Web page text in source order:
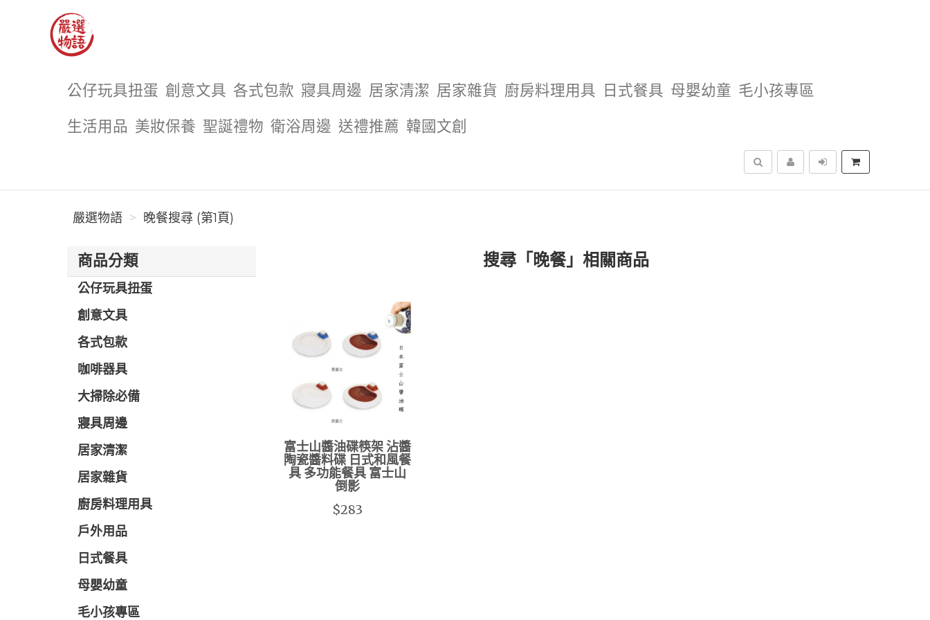
公仔玩具扭蛋 創意文具 各式包款 寢具周邊 居家清潔 居家雜貨 廚房料理用具 日式餐具 母嬰幼童 毛小孩專區
生活用品 美妝保養 聖誕禮物 衛浴周邊 送禮推薦 韓國文創
搜尋
嚴選物語 晚餐搜尋 (第1頁)
商品分類
公仔玩具扭蛋
創意文具
各式包款
咖啡器具
大掃除必備
寢具周邊
居家清潔
居家雜貨
廚房料理用具
戶外用品
日式餐具
母嬰幼童
毛小孩專區
搜尋「晚餐」相關商品
富士山醬油碟筷架 沾醬
陶瓷醬料碟 日式和風餐
具 多功能餐具 富士山
倒影
$283